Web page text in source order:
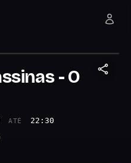
- O
ATÉ 22:30